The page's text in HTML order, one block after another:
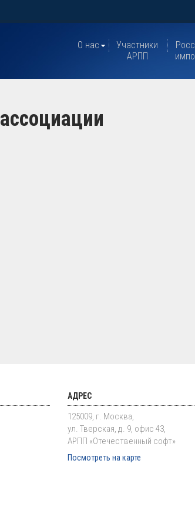
О нас
Участники
АРПП
АДРЕС
125009, г. Москва,
ул. Тверская, д. 9, офис 43,
АРПП «Отечественный софт»
Посмотреть на карте